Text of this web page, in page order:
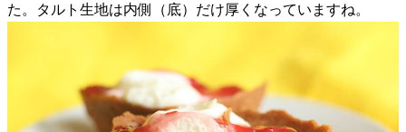
た。タルト生地は内側（底）だけ厚くなっていますね。